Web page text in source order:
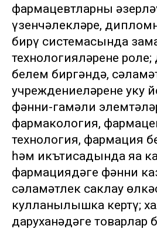
фармацевтларны
үзенчәлекләре,
бирү системасында
технологияләренең
белем биргәндә,
учреждениеләренең уку
фәнни-гамәли
фармакология,
технология, фармация
һәм икътисадында яңа
фармациядәге фәнни
сәламәтлек саклау
кулланылышка кертү;
даруханәдәге товарлар